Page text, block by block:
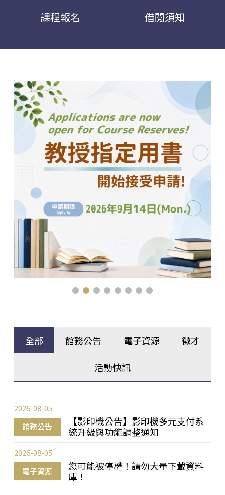
課程報名 借閱須知
全部 館務公告 電子資源 徵才
活動快訊
館務公告
【影印機公告】影印機多元支付系
統升級與功能調整通知
2026-08-05
電子資源
您可能被停權！請勿大量下載資料
庫！
2026-08-05